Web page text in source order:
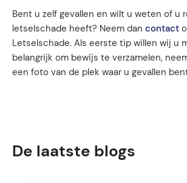
Bent u zelf gevallen en wilt u weten of u
letselschade heeft? Neem dan contact
Letselschade. Als eerste tip willen wij u
belangrijk om bewijs te verzamelen,
een foto van de plek waar u gevallen
De laatste blogs